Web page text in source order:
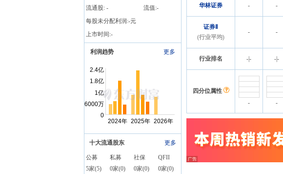
流通股: - 流值:-
每股未分配利润:-元
上市时间:-
利润趋势 更多
十大流通股东 更多
公募 私募 社保
QFII
5家(5) 0家(0) 0家(0) 0家(0)
华林证券 - -
证券Ⅱ
(行业平均)
- -
行业排名 -- --
四分位属性
-
-